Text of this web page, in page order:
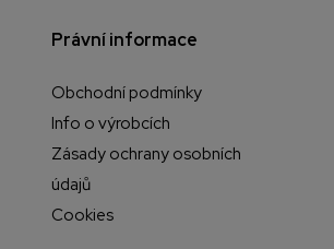
Právní informace
Obchodní podmínky
Info o výrobcích
Zásady ochrany osobních
údajů
Cookies